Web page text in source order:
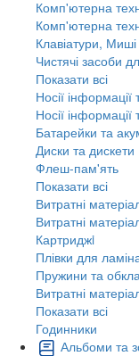
Комп'ютерна
Комп'ютерна
Клавіатури, Миші
Чистячі засоби
Показати всі
Носії
Носії
Батарейки та
Диски та дискети
Флеш-пам'ять
Показати всі
Витратні
Витратні
Картриджi
Плівки для
Пружини та
Витратні
Показати всі
Годинники
Альбоми та